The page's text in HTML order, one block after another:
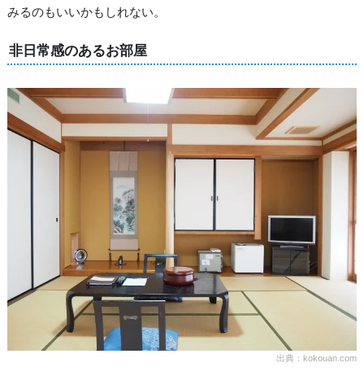
みるのもいいかもしれない。
非日常感のあるお部屋
出典：kokouan.com